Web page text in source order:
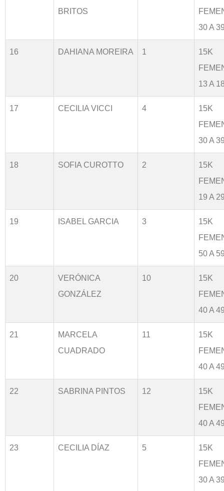
BRITOS
30 A
16 DAHIANA MOREIRA 1
15K
13 A
17 CECILIA VICCI 4
15K
30 A
18 SOFIA CUROTTO 2
15K
19 A
19 ISABEL GARCIA 3
15K
50 A
20
VERÓNICA
GONZÁLEZ
10
15K
40 A
21
MARCELA
CUADRADO
11
15K
40 A
22 SABRINA PINTOS 12
15K
40 A
23 CECILIA DÍAZ 5
15K
30 A